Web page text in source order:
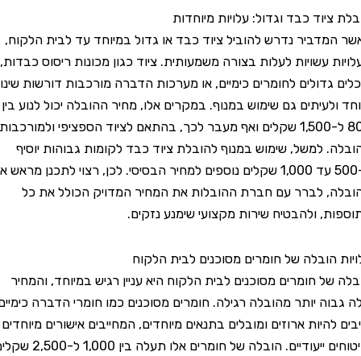
כבד וגדול: עלויות מיוחדות
נדרש להוביל ציוד כבד או גדול במיוחד עד לבית הלקוח,
עשויות לעלות בצורה משמעותית. ציוד כגון מכונות ריסוס כבדות,
לחומרים כימיים, או מערכות הדברה מורכבות דורשות שינוע
גם שימוש במנוף. במקרים אלו, מחיר ההובלה יכול לנוע בין
800 ל-1,500 שקלים ואף מעבר לכך, בהתאם לציוד הספציפי ולמורכבות
למשל, שימוש במנוף להובלת ציוד כבד לקומות גבוהות יוסיף
כ-500 עד 1,000 שקלים נוספים למחיר הבסיסי. לכן, רצוי לתכנן מראש את
לברר עם חברת ההובלות את המחיר המדויק הכולל את כל
ולהבטיח שירות מקצועי שימנע נזקים.
של חומרים מסוכנים לבית הלקוח
חומרים מסוכנים לבית הלקוח היא עניין רגיש במיוחד, והמחיר
יותר מהובלה רגילה. חומרים מסוכנים כמו חומרי הדברה כימיים
ארוזים ומובלים בתנאים מיוחדים, המחייבים אישורים מיוחדים
וביטוחים ייעודיים. הובלה של חומרים אלו תעלה בין 1,000 ל-2,500 שקלים,